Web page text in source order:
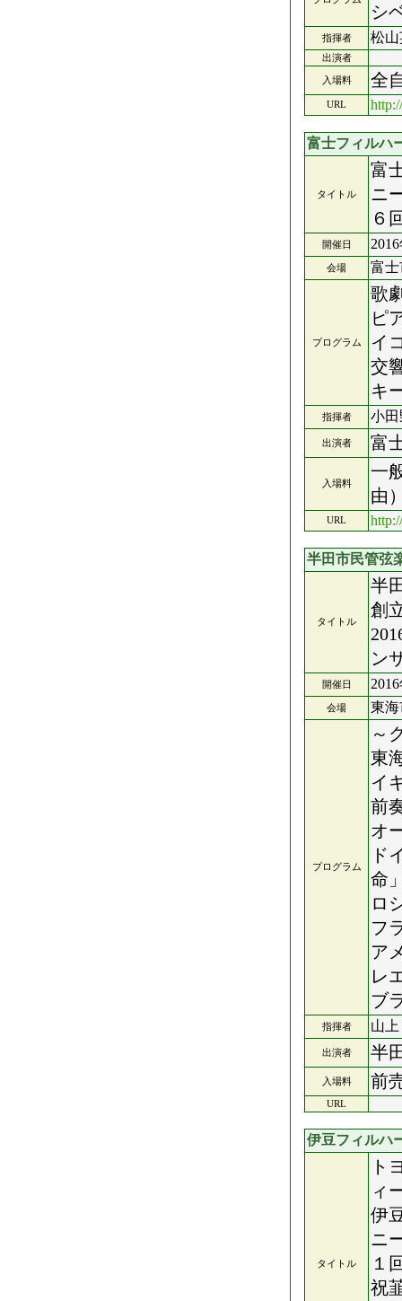
シ
指揮者 松
出演者
入場料 全
URL
富士フィルハ
タイトル
富
ニ
６
開催日
会場 富
プログラム
歌
ピ
イ
交
キ
指揮者 小
出演者 富
入場料
一
由
URL
半田市民管弦
タイトル
半
創
ン
開催日
会場 東
プログラム
～
東
イ
前
オ
ド
命
ロ
フ
ア
レ
ブ
指揮者 山
出演者 半
入場料 前
URL
伊豆フィルハ
タイトル
ト
ィ
伊
ニ
１
祝